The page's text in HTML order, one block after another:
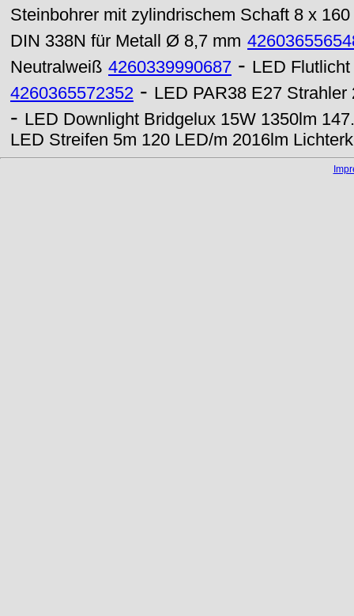
Steinbohrer mit zylindrischem Schaft 8 x 160
DIN 338N für Metall Ø 8,7 mm
Neutralweiß 4260339990687 - LED
4260365572352 - LED PAR38 E27
- LED Downlight Bridgelux 15W 1350lm
LED Streifen 5m 120 LED/m 2016lm